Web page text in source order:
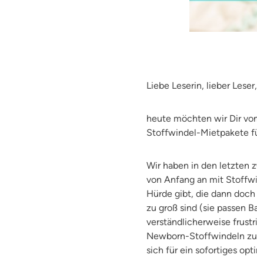
Liebe Leserin, lieber Leser,
heute möchten wir Dir
Stoffwindel-Mietpakete
Wir haben in den letzten
von Anfang an mit
Hürde gibt, die dann
zu groß sind (sie passen
verständlicherweise
Newborn-Stoffwindeln
sich für ein sofortiges